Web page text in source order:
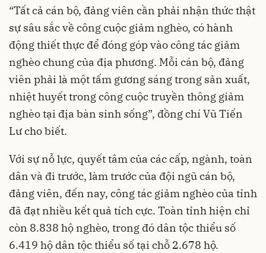
“Tất cả cán bộ, đảng viên cần phải nhận thức thật
sự sâu sắc về công cuộc giảm nghèo, có hành
động thiết thực để đóng góp vào công tác giảm
nghèo chung của địa phương. Mỗi cán bộ, đảng
viên phải là một tấm gương sáng trong sản xuất,
nhiệt huyết trong công cuộc truyền thông giảm
nghèo tại địa bàn sinh sống”, đồng chí Vũ Tiến
Lư cho biết.
Với sự nỗ lực, quyết tâm của các cấp, ngành, toàn
dân và đi trước, làm trước của đội ngũ cán bộ,
đảng viên, đến nay, công tác giảm nghèo của tỉnh
đã đạt nhiều kết quả tích cực. Toàn tỉnh hiện chỉ
còn 8.838 hộ nghèo, trong đó dân tộc thiểu số
6.419 hộ dân tộc thiểu số tại chỗ 2.678 hộ.